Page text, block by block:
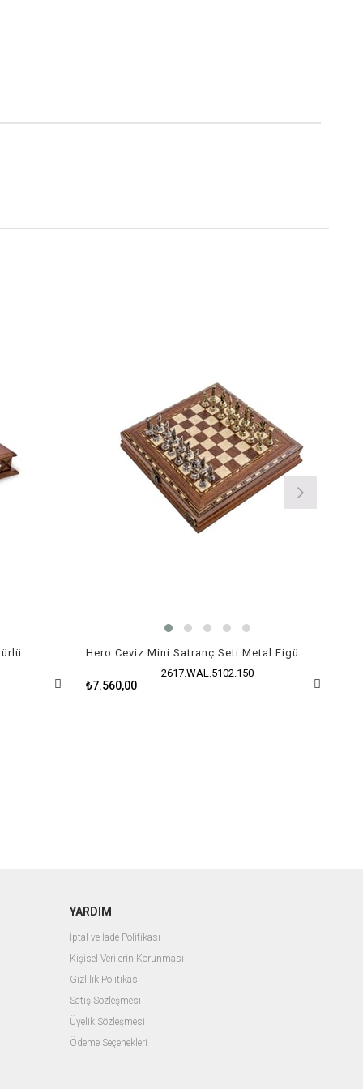
Hero Ceviz Mini Satranç Seti Metal Figürlü
2617.WAL.5102.150
₺7.560,00
YARDIM
İptal ve İade Politikası
Kişisel Verilerin Korunması
Gizlilik Politikası
Satış Sözleşmesi
Üyelik Sözleşmesi
Ödeme Seçenekleri